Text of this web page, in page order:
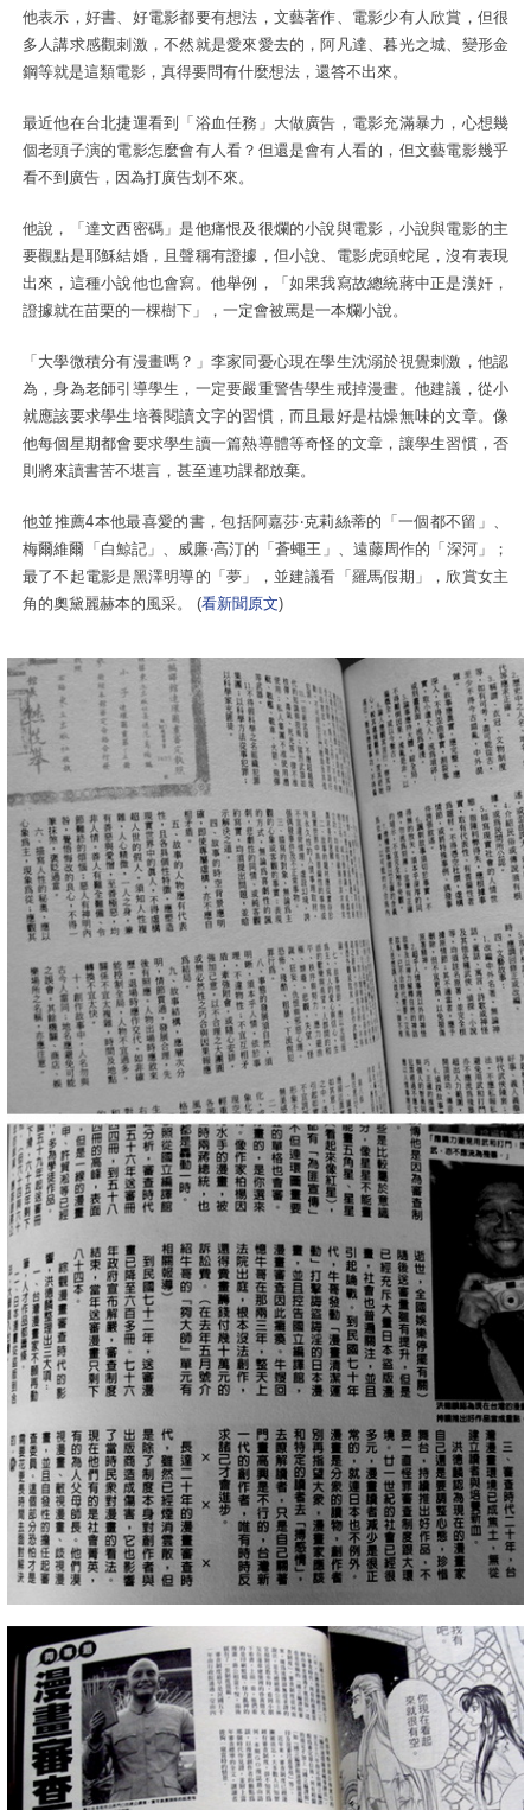
他表示，好書、好電影都要有想法，文藝著作、電影少有人欣賞，但很
多人講求感觀刺激，不然就是愛來愛去的，阿凡達、暮光之城、變形金
鋼等就是這類電影，真得要問有什麼想法，還答不出來。
最近他在台北捷運看到「浴血任務」大做廣告，電影充滿暴力，心想幾
個老頭子演的電影怎麼會有人看？但還是會有人看的，但文藝電影幾乎
看不到廣告，因為打廣告划不來。
他說，「達文西密碼」是他痛恨及很爛的小說與電影，小說與電影的主
要觀點是耶穌結婚，且聲稱有證據，但小說、電影虎頭蛇尾，沒有表現
出來，這種小說他也會寫。他舉例，「如果我寫故總統蔣中正是漢奸，
證據就在苗栗的一棵樹下」，一定會被罵是一本爛小說。
「大學微積分有漫畫嗎？」李家同憂心現在學生沈溺於視覺刺激，他認
為，身為老師引導學生，一定要嚴重警告學生戒掉漫畫。他建議，從小
就應該要求學生培養閱讀文字的習慣，而且最好是枯燥無味的文章。像
他每個星期都會要求學生讀一篇熱導體等奇怪的文章，讓學生習慣，否
則將來讀書苦不堪言，甚至連功課都放棄。
他並推薦4本他最喜愛的書，包括阿嘉莎‧克莉絲蒂的「一個都不留」、
梅爾維爾「白鯨記」、威廉‧高汀的「蒼蠅王」、遠藤周作的「深河」；
最了不起電影是黑澤明導的「夢」，並建議看「羅馬假期」，欣賞女主
角的奧黛麗赫本的風采。 (看新聞原文)